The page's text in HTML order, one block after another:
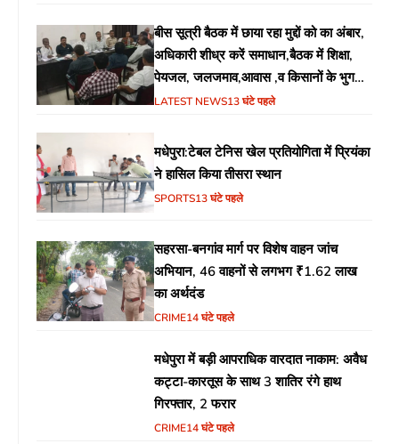
बीस सूत्री बैठक में छाया रहा मुद्दों को का अंबार,
अधिकारी शीध्र करें समाधान,बैठक में शिक्षा,
पेयजल, जलजमाव,आवास ,व किसानों के भुगतान
का उठा मुद्दा
LATEST NEWS13 घंटे पहले
मधेपुरा:टेबल टेनिस खेल प्रतियोगिता में प्रियंका
ने हासिल किया तीसरा स्थान
SPORTS13 घंटे पहले
सहरसा-बनगांव मार्ग पर विशेष वाहन जांच
अभियान, 46 वाहनों से लगभग ₹1.62 लाख
का अर्थदंड
CRIME14 घंटे पहले
मधेपुरा में बड़ी आपराधिक वारदात नाकाम: अवैध
कट्टा-कारतूस के साथ 3 शातिर रंगे हाथ
गिरफ्तार, 2 फरार
CRIME14 घंटे पहले